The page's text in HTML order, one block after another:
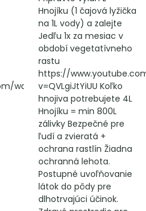
watch?
Hnojíku (1 čajová lyžička
na 1L vody) a zalejte
Jedľu 1x za mesiac v
období vegetatívneho
rastu
https://
v=QVLgiJtYiUU Koľko
hnojiva potrebujete 4L
Hnojíku = min 800L
zálivky Bezpečné pre
ľudí a zvieratá +
ochrana rastlín Žiadna
ochranná lehota.
Postupné uvoľňovanie
látok do pôdy pre
dlhotrvajúci účinok.